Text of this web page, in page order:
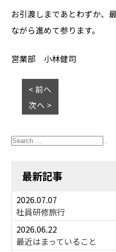
お引渡しまであとわずか、
ながら進めて参ります。
営業部 小林健司
< 前へ
次へ >
Search
for:
最新記事
2026.07.07
社員研修旅行
2026.06.22
最近はまっていること